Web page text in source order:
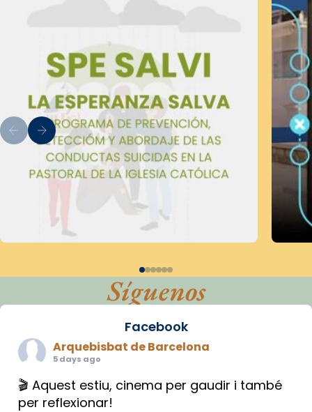
Síguenos
Facebook
Arquebisbat de Barcelona
5 days ago
🎬 Aquest estiu, cinema per gaudir i també
per reflexionar!